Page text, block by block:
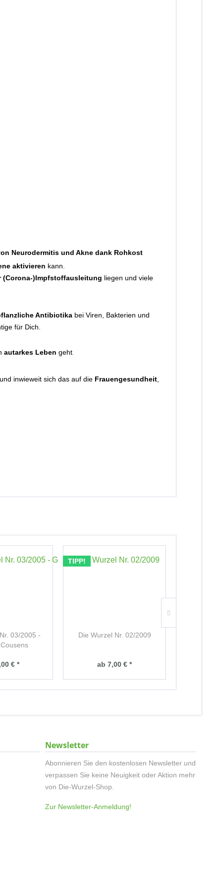
Neurodermitis und Akne dank Rohkost
aktivieren kann.
(Corona-)Impfstoffausleitung liegen und viele
Antibiotika bei Viren, Bakterien und
für Dich.
autarkes Leben geht.
und inwieweit sich das auf die Frauengesundheit
03/2005 -
€ *
TIPP!
Die Wurzel Nr. 02/2009
ab 7,00 € *
Newsletter
Abonnieren Sie den kostenlosen Newsletter und
verpassen Sie keine Neuigkeit oder Aktion mehr
von Die-Wurzel-Shop.
Zur Newsletter-Anmeldung!